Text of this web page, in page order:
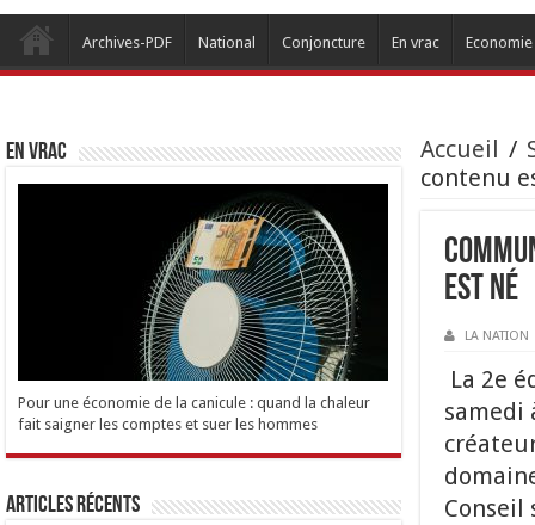
Archives-PDF National Conjoncture En vrac Economie
Accueil /
contenu
est né
LA NATION
La 2e
samedi
Conseil
EN VRAC
Pour une économie de la canicule : quand la chaleur
fait saigner les comptes et suer les hommes
Articles Récents